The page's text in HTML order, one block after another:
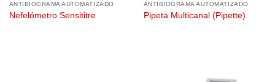
ANTIBIOGRAMA AUTOMATIZADO
Nefelómetro Sensititre
ANTIBIOGRAMA AUTOMATIZADO
Pipeta Multicanal (Pipette)